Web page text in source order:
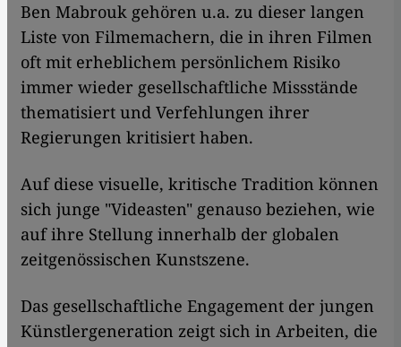
Ben Mabrouk gehören u.a. zu dieser langen
Liste von Filmemachern, die in ihren Filmen
oft mit erheblichem persönlichem Risiko
immer wieder gesellschaftliche Missstände
thematisiert und Verfehlungen ihrer
Regierungen kritisiert haben.
Auf diese visuelle, kritische Tradition können
sich junge "Videasten" genauso beziehen, wie
auf ihre Stellung innerhalb der globalen
zeitgenössischen Kunstszene.
Das gesellschaftliche Engagement der jungen
Künstlergeneration zeigt sich in Arbeiten, die